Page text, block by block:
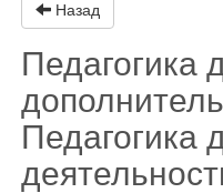
Назад
Педагогика
Педагогика